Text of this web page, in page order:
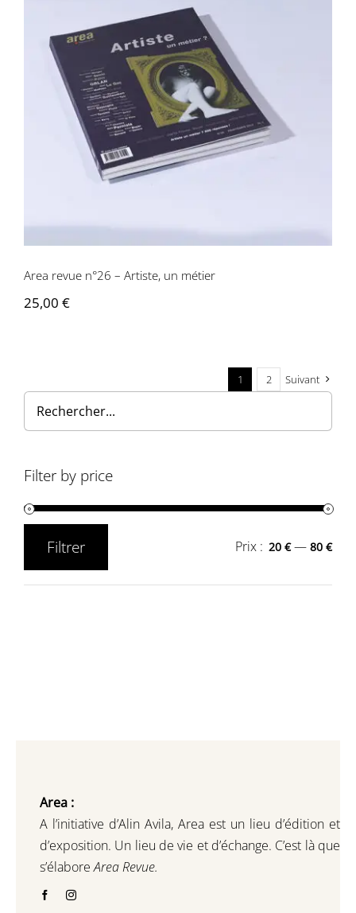
Area revue n°26 – Artiste, un métier
Area revue n°26 – Artiste, un métier
25,00 €
1 2 Suivant
Filter by price
Filtrer Prix : 20 €—80 €
Area :
A l’initiative d’Alin Avila, Area est un lieu d’édition et
d’exposition. Un lieu de vie et d’échange. C’est là que
s’élaboreArea Revue.